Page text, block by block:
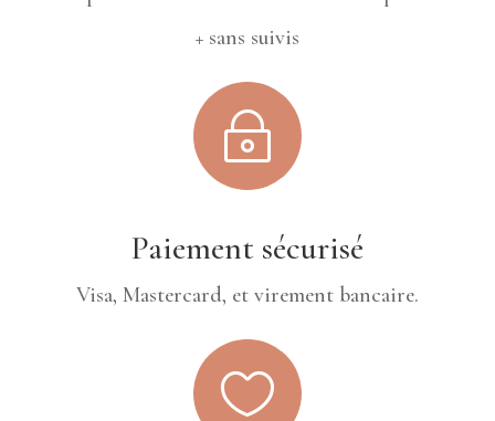
+ sans suivis
~
Paiement sécurisé
Visa, Mastercard, et virement bancaire.
